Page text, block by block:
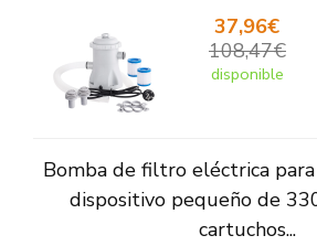
37,96€
108,47€
disponible
Bomba de filtro eléctrica
dispositivo pequeño de
cartuchos...